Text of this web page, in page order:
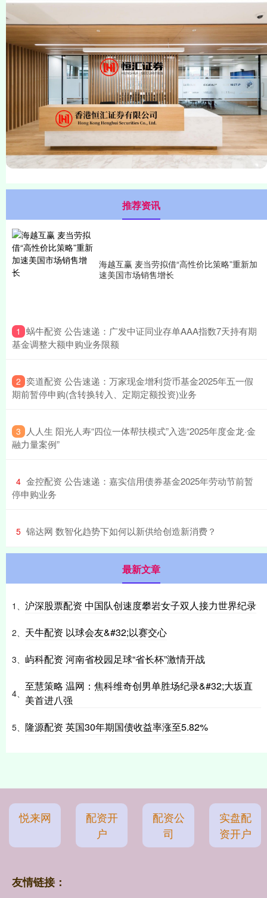
推荐资讯
海越互赢 麦当劳拟借“高性价比策略”重新加
速美国市场销售增长
1 ​蜗牛配资 公告速递：广发中证同业存单AAA指数7天持有期
基金调整大额申购业务限额
2 ​奕道配资 公告速递：万家现金增利货币基金2025年五一假
期前暂停申购(含转换转入、定期定额投资)业务
3 ​人人生 阳光人寿“四位一体帮扶模式”入选“2025年度金龙·金
融力量案例”
4 ​金控配资 公告速递：嘉实信用债券基金2025年劳动节前暂
停申购业务
5 ​锦达网 数智化趋势下如何以新供给创造新消费？
最新文章
1、 沪深股票配资 中国队创速度攀岩女子双人接力世界纪录
2、 天牛配资 以球会友&#32;以赛交心
3、 屿科配资 河南省校园足球“省长杯”激情开战
4、
至慧策略 温网：焦科维奇创男单胜场纪录&#32;大坂直
美首进八强
5、 隆源配资 英国30年期国债收益率涨至5.82%
悦来网
配资开
户
配资公
司
实盘配
资开户
友情链接：